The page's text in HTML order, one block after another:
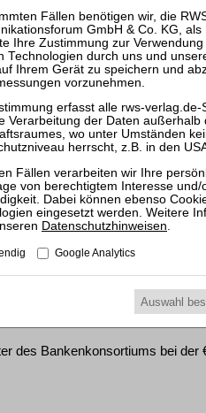
ERWERB
Kölner Partnerin Kristina
WIRD VON SNOCKS
aus Berlin, bekannt unter der
MÜLLER-HEYDENREICH
GmbH geht voran •
BEI €475 MILLIONEN
des Bankenkonsortiums bei der
Datenschutzhinweisen
Google Analytics
Auswahl